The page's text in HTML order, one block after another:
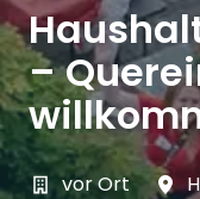
–
vor Ort